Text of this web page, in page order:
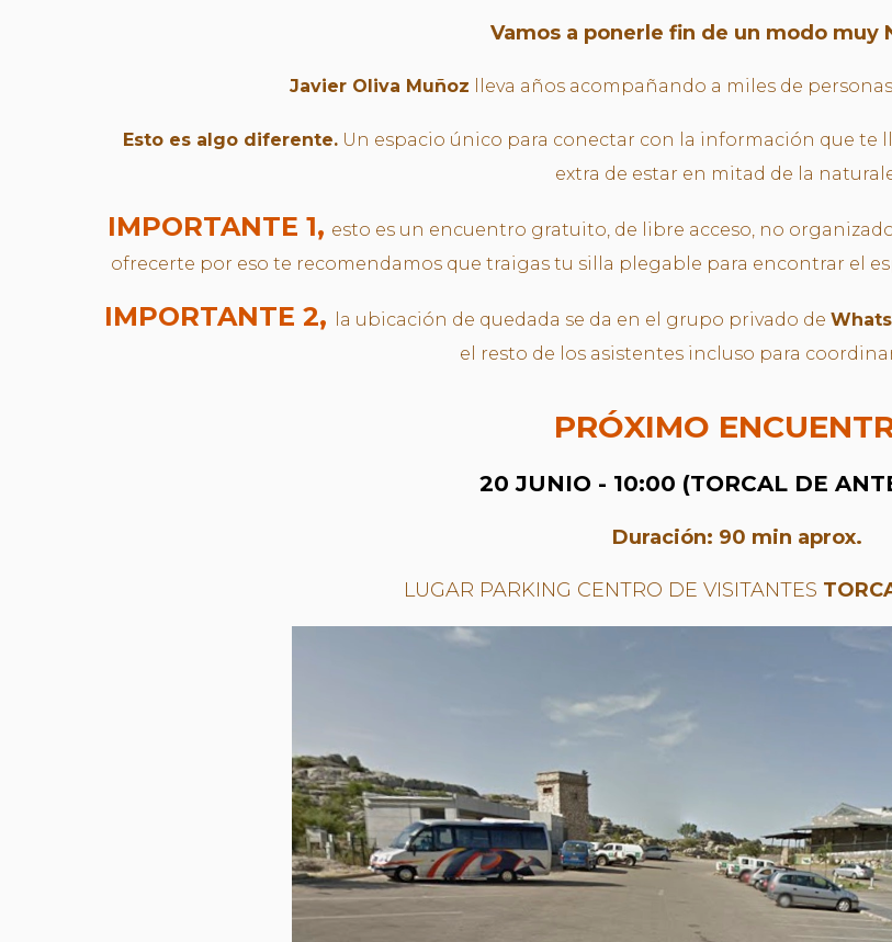
Vamos a ponerle fin de un modo muy
Javier Oliva Muñoz lleva años acompañando a miles de
Esto es algo diferente.Un espacio único para conectar con la información que te
extra de estar en mitad de la
IMPORTANTE 1, esto es un encuentro gratuito, de libre acceso, no
ofrecerte por eso te recomendamos que traigas tu silla plegable para encontrar el
IMPORTANTE 2, la ubicación de quedada se da en el grupo privado de
el resto de los asistentes incluso para
PRÓXIMO
20 JUNIO - 10:00 (TORCAL DE
Duración: 90 min aprox.
LUGAR PARKING CENTRO DE VISITANTES